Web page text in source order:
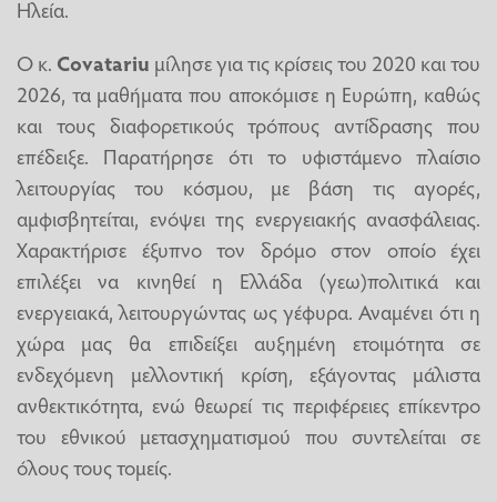
Ηλεία.
Ο κ. Covatariu μίλησε για τις κρίσεις του 2020 και του
2026, τα μαθήματα που αποκόμισε η Ευρώπη, καθώς
και τους διαφορετικούς τρόπους αντίδρασης που
επέδειξε. Παρατήρησε ότι το υφιστάμενο πλαίσιο
λειτουργίας του κόσμου, με βάση τις αγορές,
αμφισβητείται, ενόψει της ενεργειακής ανασφάλειας.
Χαρακτήρισε έξυπνο τον δρόμο στον οποίο έχει
επιλέξει να κινηθεί η Ελλάδα (γεω)πολιτικά και
ενεργειακά, λειτουργώντας ως γέφυρα. Αναμένει ότι η
χώρα μας θα επιδείξει αυξημένη ετοιμότητα σε
ενδεχόμενη μελλοντική κρίση, εξάγοντας μάλιστα
ανθεκτικότητα, ενώ θεωρεί τις περιφέρειες επίκεντρο
του εθνικού μετασχηματισμού που συντελείται σε
όλους τους τομείς.